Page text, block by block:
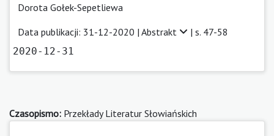
Dorota Gołek-Sepetliewa
Data publikacji: 31-12-2020 | Abstrakt | s. 47-58
2020-12-31
Czasopismo: Przekłady Literatur Słowiańskich